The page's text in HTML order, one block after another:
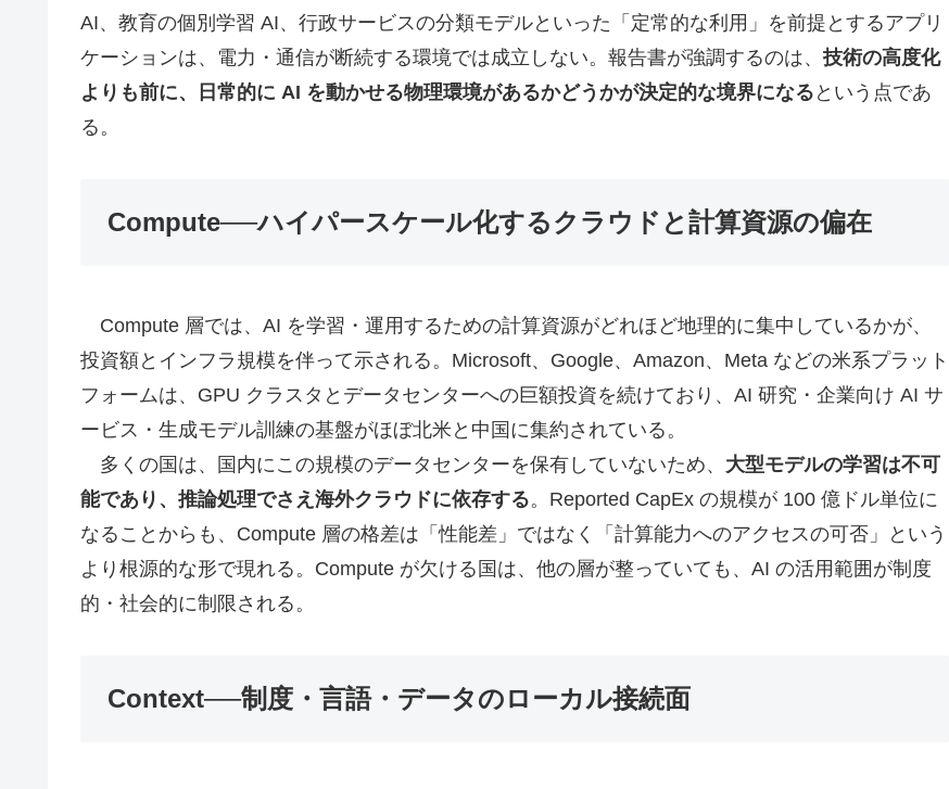
AI、教育の個別学習 AI、行政サービスの分類モデルといった「定常的な利用」を前提とするアプリ
ケーションは、電力・通信が断続する環境では成立しない。報告書が強調するのは、 技術の高度化
よりも前に、日常的に AI を動かせる物理環境があるかどうかが決定的な境界になる という点であ
る。
Compute──ハイパースケール化するクラウドと計算資源の偏在
Compute 層では、AI を学習・運用するための計算資源がどれほど地理的に集中しているかが、
投資額とインフラ規模を伴って示される。Microsoft、Google、Amazon、Meta などの米系プラット
フォームは、GPU クラスタとデータセンターへの巨額投資を続けており、AI 研究・企業向け AI サ
ービス・生成モデル訓練の基盤がほぼ北米と中国に集約されている。
多くの国は、国内にこの規模のデータセンターを保有していないため、 大型モデルの学習は不可
能であり、推論処理でさえ海外クラウドに依存する。Reported CapEx の規模が 100 億ドル単位に
なることからも、Compute 層の格差は「性能差」ではなく「計算能力へのアクセスの可否」という
より根源的な形で現れる。Compute が欠ける国は、他の層が整っていても、AI の活用範囲が制度
的・社会的に制限される。
Context──制度・言語・データのローカル接続面